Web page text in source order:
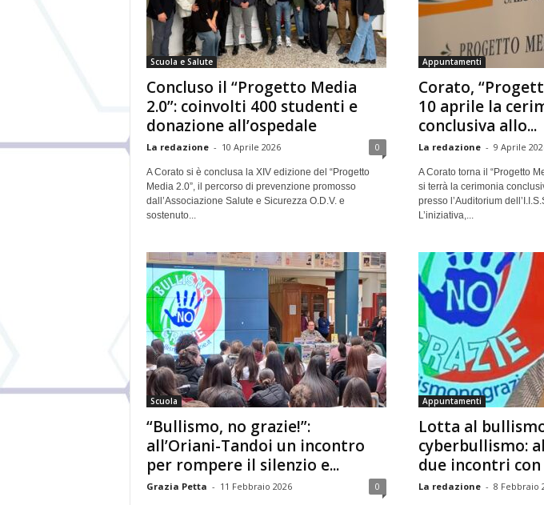
Scuola e Salute
Concluso il “Progetto Media
2.0”: coinvolti 400 studenti e
donazione all’ospedale
La redazione - 10 Aprile 2026 0
A Corato si è conclusa la XIV edizione del “Progetto
Media 2.0”, il percorso di prevenzione promosso
dall’Associazione Salute e Sicurezza O.D.V. e
sostenuto...
Appuntamenti
Corato,
10 aprile la
conclusiva allo...
La redazione - 9 Aprile
A Corato torna il “Progetto
si terrà la cerimonia
presso l’Auditorium
L’iniziativa,...
Scuola
“Bullismo, no grazie!”:
all’Oriani-Tandoi un incontro
per rompere il silenzio e...
Grazia Petta - 11 Febbraio 2026 0
Appuntamenti
Lotta al
cyberbullismo:
due incontri con
La redazione - 8 Febbraio